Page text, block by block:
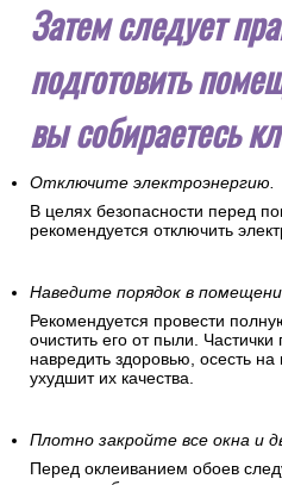
Затем следует
подготовить
вы собираетесь
Отключите электроэнергию.
В целях безопасности перед
рекомендуется отключить
Наведите порядок в
Рекомендуется провести
очистить его от пыли.
навредить здоровью, осесть на
ухудшит их качества.
Плотно закройте все окна и
Перед оклеиванием обоев